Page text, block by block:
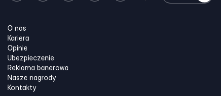
O nas
Kariera
Opinie
Ubezpieczenie
Reklama banerowa
Nasze nagrody
Kontakty